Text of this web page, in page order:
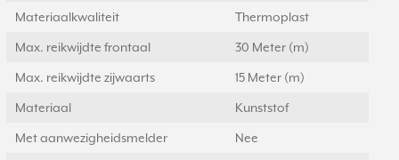
Materiaalkwaliteit Thermoplast
Max. reikwijdte frontaal 30 Meter (m)
Max. reikwijdte zijwaarts 15 Meter (m)
Materiaal Kunststof
Met aanwezigheidsmelder Nee